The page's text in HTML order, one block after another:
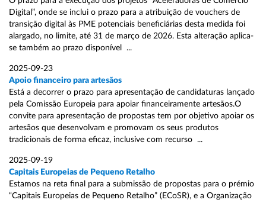
Digital”, onde se inclui o prazo para a atribuição de vouchers de
transição digital às PME potenciais beneficiárias desta medida foi
alargado, no limite, até 31 de março de 2026. Esta alteração aplica-
se também ao prazo disponível ...
2025-09-23
Apoio financeiro para artesãos
Está a decorrer o prazo para apresentação de candidaturas lançado
pela Comissão Europeia para apoiar financeiramente artesãos.O
convite para apresentação de propostas tem por objetivo apoiar os
artesãos que desenvolvam e promovam os seus produtos
tradicionais de forma eficaz, inclusive com recurso ...
2025-09-19
Capitais Europeias de Pequeno Retalho
Estamos na reta final para a submissão de propostas para o prémio
“Capitais Europeias de Pequeno Retalho” (ECoSR), e a Organização